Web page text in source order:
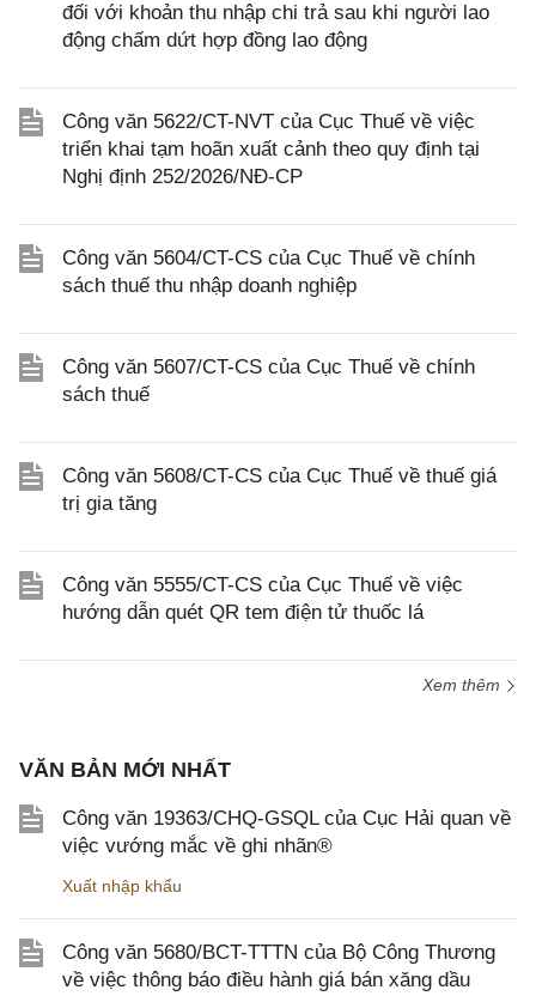
đối với khoản thu nhập chi trả sau khi người lao
động chấm dứt hợp đồng lao động
Công văn 5622/CT-NVT của Cục Thuế về việc
triển khai tạm hoãn xuất cảnh theo quy định tại
Nghị định 252/2026/NĐ-CP
Công văn 5604/CT-CS của Cục Thuế về chính
sách thuế thu nhập doanh nghiệp
Công văn 5607/CT-CS của Cục Thuế về chính
sách thuế
Công văn 5608/CT-CS của Cục Thuế về thuế giá
trị gia tăng
Công văn 5555/CT-CS của Cục Thuế về việc
hướng dẫn quét QR tem điện tử thuốc lá
Xem thêm
VĂN BẢN MỚI NHẤT
Công văn 19363/CHQ-GSQL của Cục Hải quan về
việc vướng mắc về ghi nhãn®
Xuất nhập khẩu
Công văn 5680/BCT-TTTN của Bộ Công Thương
về việc thông báo điều hành giá bán xăng dầu